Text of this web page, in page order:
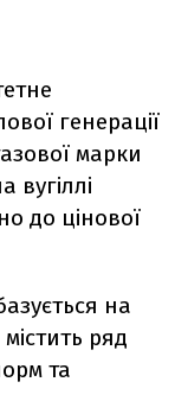
генерації
марки
до цінової
на
ряд
та